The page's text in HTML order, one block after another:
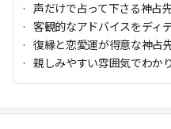
声だけで占って下さる神占
客観的なアドバイスをディ
復縁と恋愛運が得意な神占
親しみやすい雰囲気でわか